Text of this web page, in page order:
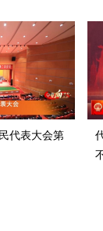
代表大会第